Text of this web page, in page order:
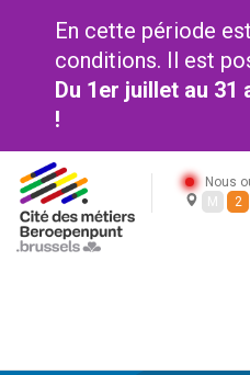
En cette période
conditions. Il est
Du 1er juillet au
!
Nous
M
2